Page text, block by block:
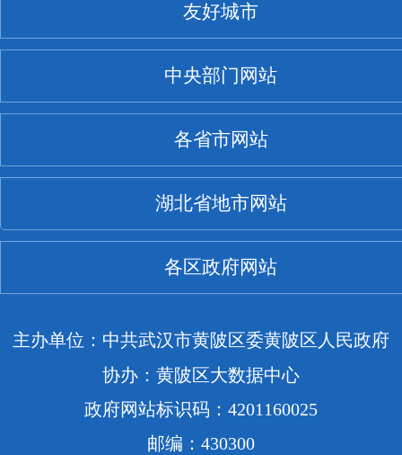
友好城市
中央部门网站
各省市网站
湖北省地市网站
各区政府网站
主办单位：中共武汉市黄陂区委黄陂区人民政府
协办：黄陂区大数据中心
政府网站标识码：4201160025
邮编：430300